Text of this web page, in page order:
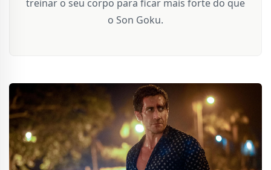
treinar o seu corpo para ficar mais forte do que
o Son Goku.